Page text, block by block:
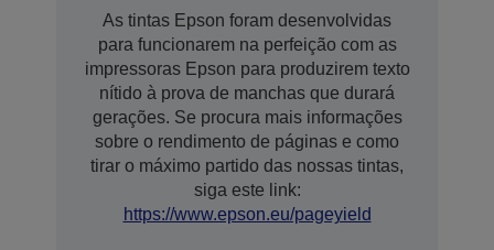
As tintas Epson foram desenvolvidas
para funcionarem na perfeição com as
impressoras Epson para produzirem texto
nítido à prova de manchas que durará
gerações. Se procura mais informações
sobre o rendimento de páginas e como
tirar o máximo partido das nossas tintas,
siga este link:
https://www.epson.eu/pageyield